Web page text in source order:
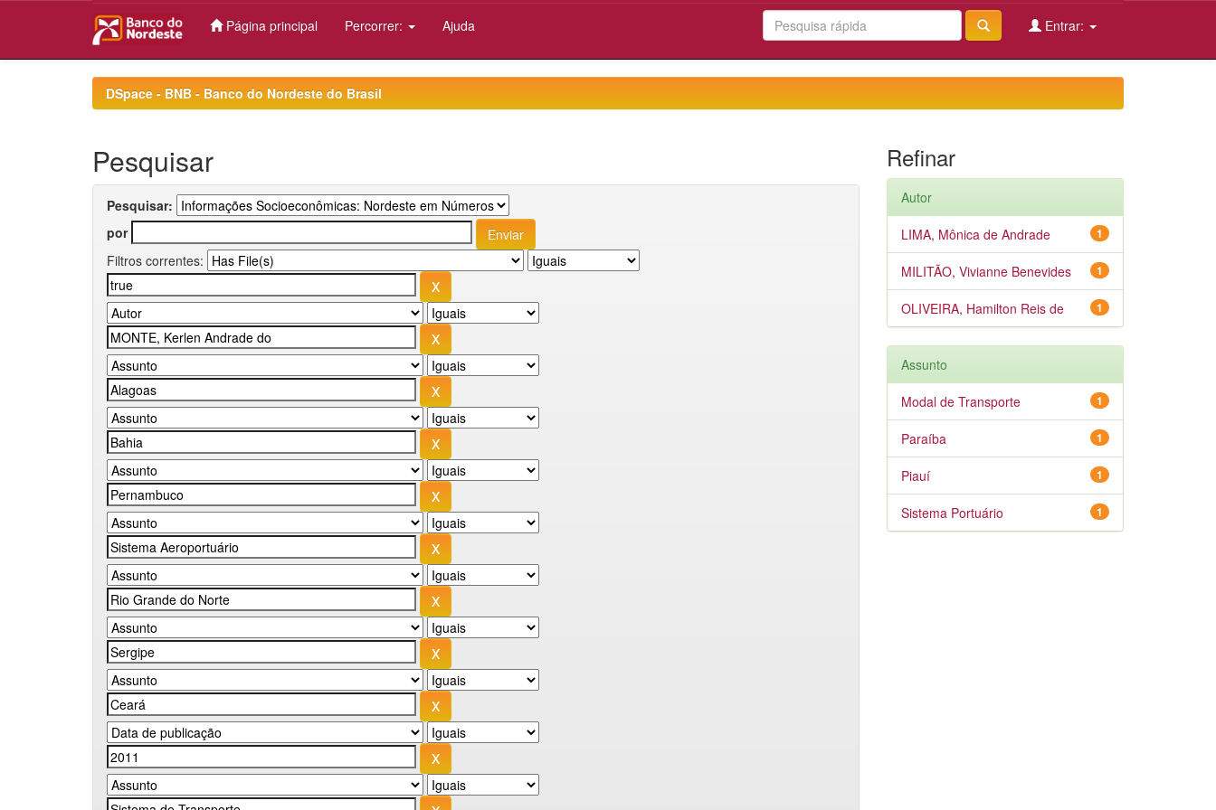
Página principal Percorrer: Ajuda Entrar:
DSpace - BNB - Banco do Nordeste do Brasil
Pesquisar
Pesquisar:
por
Filtros correntes:
Refinar
Autor
1
LIMA, Mônica de Andrade
1
MILITÃO, Vivianne Benevides
1
OLIVEIRA, Hamilton Reis de
Assunto
1
Modal de Transporte
1
Paraíba
1
Piauí
1
Sistema Portuário